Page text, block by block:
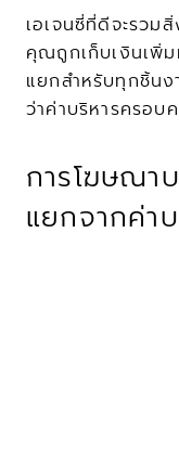
เอเจนซี่ที่ดีจะรวม
คุณถูกเก็บเงินเพิ่ม
แยกสำหรับทุกชิ้นง
ว่าค่าบริหารครอบ
การโฆษณา
แยกจากค่า